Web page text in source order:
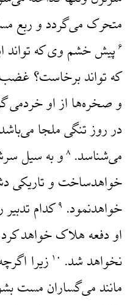
متحرک می‌گردد و ربع
۶ پیش خشم وی که
که تواند برخاست؟
و صخره‌ها از او خردمی
در روز تنگی ملجا
می‌شناسد. ۸و به سیل
خواهدساخت و تاریکی
خواهدنمود. ۹کدام
او دفعه هلاک خواهد
نخواهد شد. ۱۰ زیرا
مانند می‌گساران مست